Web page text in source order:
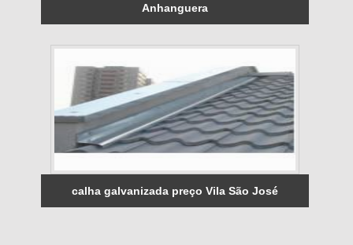
Anhanguera
calha galvanizada preço Vila São José